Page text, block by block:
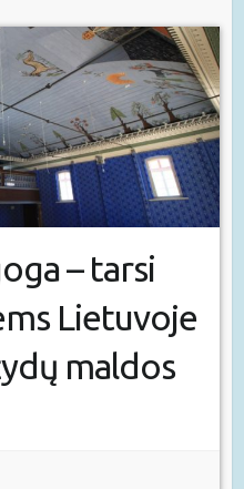
– tarsi
Lietuvoje
maldos